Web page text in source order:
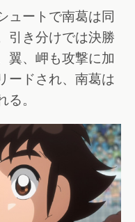
ュートで南葛は同
引き分けでは決勝
翼、岬も攻撃に加
ードされ、南葛は
。